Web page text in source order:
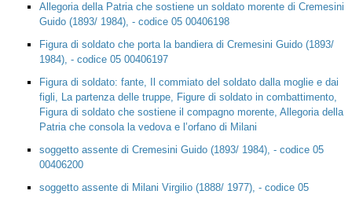
Allegoria della Patria che sostiene un soldato morente di Cremesini
Guido (1893/ 1984), - codice 05 00406198
Figura di soldato che porta la bandiera di Cremesini Guido (1893/
1984), - codice 05 00406197
Figura di soldato: fante, Il commiato del soldato dalla moglie e dai
figli, La partenza delle truppe, Figure di soldato in combattimento,
Figura di soldato che sostiene il compagno morente, Allegoria della
Patria che consola la vedova e l’orfano di Milani
soggetto assente di Cremesini Guido (1893/ 1984), - codice 05
00406200
soggetto assente di Milani Virgilio (1888/ 1977), - codice 05